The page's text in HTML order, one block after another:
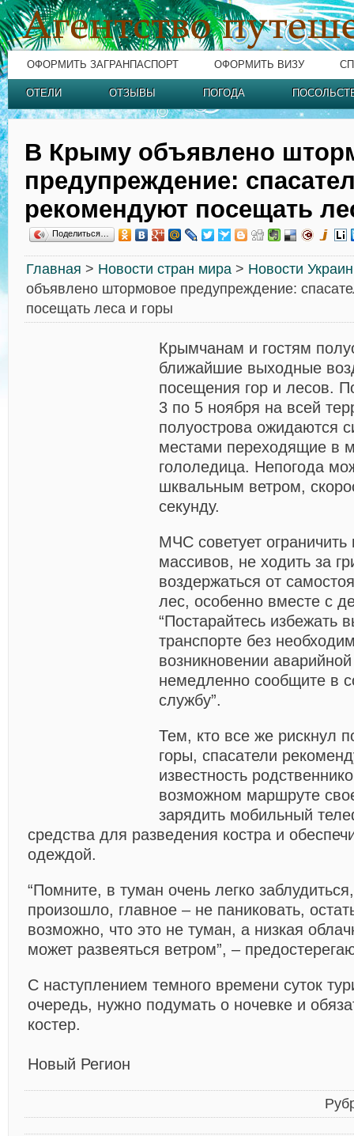
ОФОРМИТЬ ЗАГРАНПАСПОРТ ОФОРМИТЬ ВИЗУ
ОТЕЛИ ОТЗЫВЫ ПОГОДА
В Крыму объявлено
предупреждение:
рекомендуют посещать
Поделиться…
Главная > Новости стран мира > Новости
объявлено штормовое предупреждение:
посещать леса и горы
Крымчанам и гостям
ближайшие выходные
посещения гор и лесов.
3 по 5 ноября на всей
полуострова ожидаются
местами переходящие в
гололедица. Непогода
шквальным ветром,
секунду.
МЧС советует
массивов, не ходить за
воздержаться от
лес, особенно вместе с
“Постарайтесь избежать
транспорте без
возникновении
немедленно сообщите в
службу”.
Тем, кто все же рискнул
горы, спасатели
известность
возможном маршруте
зарядить мобильный
средства для разведения костра и
одеждой.
“Помните, в туман очень легко
произошло, главное – не паниковать,
возможно, что это не туман, а низкая
может развеяться ветром”, –
С наступлением темного времени суток
очередь, нужно подумать о ночевке и
костер.
Новый Регион